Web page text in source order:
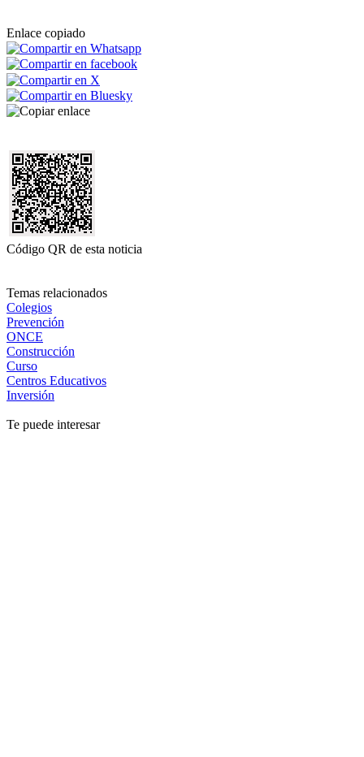
Enlace copiado
Código QR de esta noticia
Temas relacionados
Colegios
Prevención
ONCE
Construcción
Curso
Centros Educativos
Inversión
Te puede interesar